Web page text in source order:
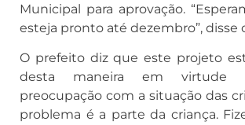
Municipal para aprovação.
esteja pronto até dezembro”, disse
O prefeito diz que este projeto
desta maneira em virtude
preocupação com a situação das
problema é a parte da criança.